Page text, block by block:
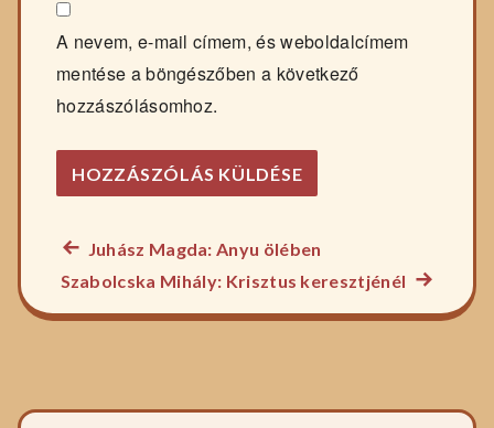
A nevem, e-mail címem, és weboldalcímem
mentése a böngészőben a következő
hozzászólásomhoz.
Bejegyzés
navigáció
Előző
főzelék
recept:
Juhász Magda: Anyu ölében
Szabolcska Mihály: Krisztus keresztjénél
főzelék